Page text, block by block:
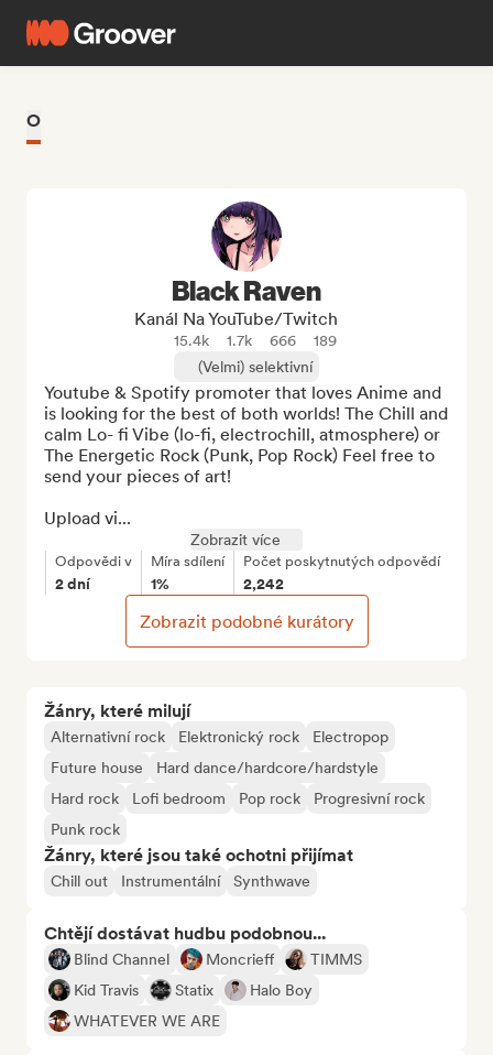
O
Žánry, které milují
Alternativní rock Elektronický rock
Electropop
Future house
Hard dance/hardcore/hardstyle
Hard rock
Lofi bedroom Pop rock
Progresivní rock
Punk rock
Žánry, které jsou také ochotni přijímat
Chill out Instrumentální Synthwave
Chtějí dostávat hudbu podobnou...
Blind Channel Moncrieff
TIMMS
Kid Travis
Statix
Halo Boy
WHATEVER WE ARE
Black Raven
Kanál Na YouTube/Twitch
15.4k 1.7k 666
189
(Velmi) selektivní
Youtube & Spotify promoter that loves Anime and
is looking for the best of both worlds! The Chill and
calm Lo- fi Vibe (lo-fi, electrochill, atmosphere) or
The Energetic Rock (Punk, Pop Rock) Feel free to
send your pieces of art!
Upload vi...
Zobrazit více
Odpovědi v
2 dní
Míra sdílení
1%
Počet poskytnutých odpovědí
2,242
Zobrazit podobné kurátory